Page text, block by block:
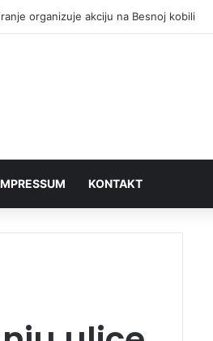
organizuje akciju na Besnoj kobili
KONTAKT